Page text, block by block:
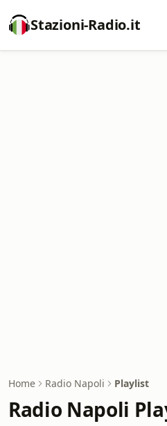
Stazioni-Radio.it
Home Radio Napoli Playlist
Radio Napoli